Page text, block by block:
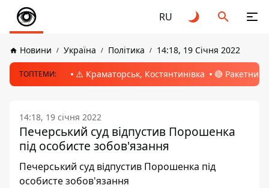
RU
Новини Україна Політика 14:18, 19 Січня 2022
ТОПТЕМИ: ⚠️ Краматорськ, Костянтинівка 🔴 Ракетний
14:18, 19 січня 2022
Печерський суд відпустив Порошенка
під особисте зобов'язання
Печерський суд відпустив Порошенка під
особисте зобов'язання